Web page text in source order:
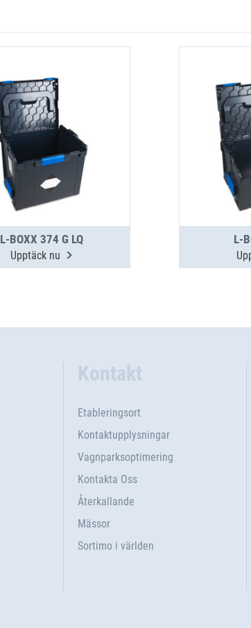
L-BOXX 374 G LQ
Upptäck nu
L-
Kontakt
Etableringsort
Kontaktupplysningar
Vagnparksoptimering
Kontakta Oss
Återkallande
Mässor
Sortimo i världen